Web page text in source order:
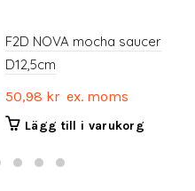
F2D NOVA mocha saucer
D12,5cm
50,98 kr ex. moms
Lägg till i varukorg